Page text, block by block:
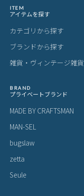
ITEM
アイテムを探す
カテゴリから探す
ブランドから探す
雑貨・ヴィンテージ雑貨
BRAND
プライベートブランド
MADE BY CRAFTSMAN
MAN-SEL
bugslaw
zetta
Seule